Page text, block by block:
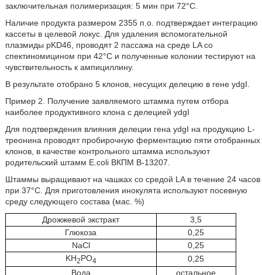
заключительная полимеризация: 5 мин при 72°С.
Наличие продукта размером 2355 п.о. подтверждает интеграцию
кассеты в целевой локус. Для удаления вспомогательной
плазмиды pKD46, проводят 2 пассажа на среде LA со
спектиномицином при 42°С и полученные колонии тестируют на
чувствительность к ампициллину.
В результате отобрано 5 клонов, несущих делецию в гене ydgI.
Пример 2. Получение заявляемого штамма путем отбора
наиболее продуктивного клона с делецией ydgI
Для подтверждения влияния делеции гена ydgI на продукцию L-
треонина проводят пробирочную ферментацию пяти отобранных
клонов, в качестве контрольного штамма используют
родительский штамм E.coli ВКПМ В-13207.
Штаммы выращивают на чашках со средой LA в течение 24 часов
при 37°С. Для приготовления инокулята используют посевную
среду следующего состава (мас. %)
Дрожжевой экстракт
3,5
Глюкоза
0,25
NaCl
0,25
KН2РО4
0,25
Вода
остальное